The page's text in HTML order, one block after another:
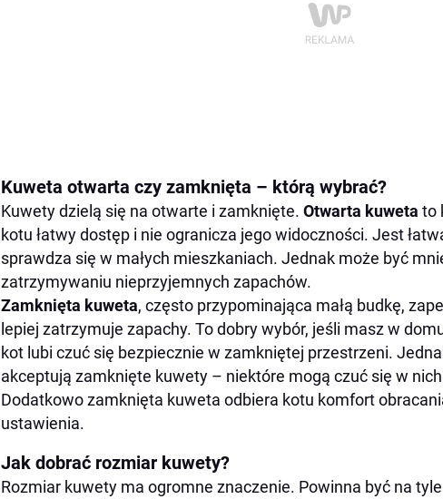
Kuweta otwarta czy zamknięta – którą wybrać?
Kuwety dzielą się na otwarte i zamknięte. Otwarta kuweta to
kotu łatwy dostęp i nie ogranicza jego widoczności. Jest
sprawdza się w małych mieszkaniach. Jednak może być
zatrzymywaniu nieprzyjemnych zapachów.
Zamknięta kuweta, często przypominająca małą budkę,
lepiej zatrzymuje zapachy. To dobry wybór, jeśli masz w
kot lubi czuć się bezpiecznie w zamkniętej przestrzeni.
akceptują zamknięte kuwety – niektóre mogą czuć się w
Dodatkowo zamknięta kuweta odbiera kotu komfort
ustawienia.
Jak dobrać rozmiar kuwety?
Rozmiar kuwety ma ogromne znaczenie. Powinna być na